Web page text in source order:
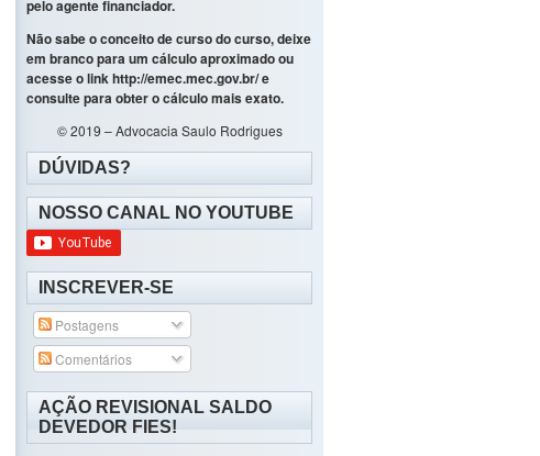
pelo agente financiador.
Não sabe o conceito de curso do curso, deixe
em branco para um cálculo aproximado ou
acesse o linkhttp://emec.mec.gov.br/e
consulte para obter o cálculo mais exato.
© 2019 – Advocacia Saulo Rodrigues
DÚVIDAS?
NOSSO CANAL NO YOUTUBE
INSCREVER-SE
Postagens
Comentários
AÇÃO REVISIONAL SALDO
DEVEDOR FIES!